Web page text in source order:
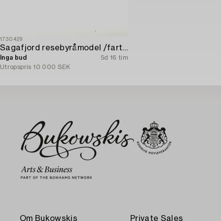
1730429
Sagafjord resebyråmodel /fartygsmodel.
Inga bud
5d 16 tim
Utropspris 10 000 SEK
Om Bukowskis Private Sales